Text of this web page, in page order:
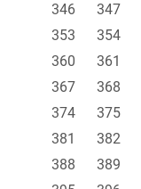
346
347
353
354
360
361
367
368
374
375
381
382
388
389